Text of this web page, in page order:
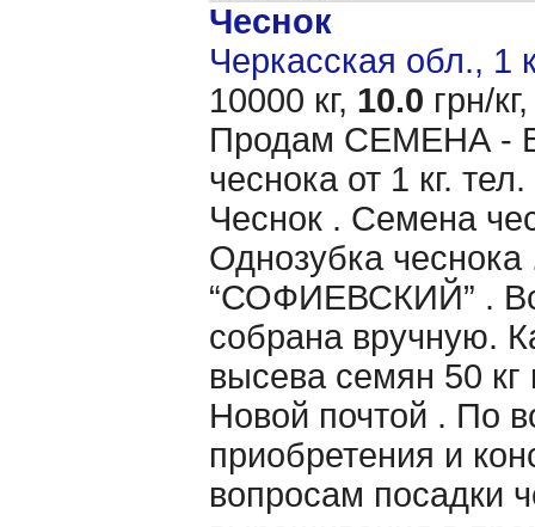
Чеснок
Черкасская обл., 1
10000 кг, 10.0 грн/кг,
Продам CЕМЕНА -
чеснока от 1 кг.
Чеснок . Семена
Однозубка чеснока
“СОФИЕВСКИЙ” .
собрана вручную.
высева семян 50 кг
Новой почтой . По
приобретения и
вопросам посадки